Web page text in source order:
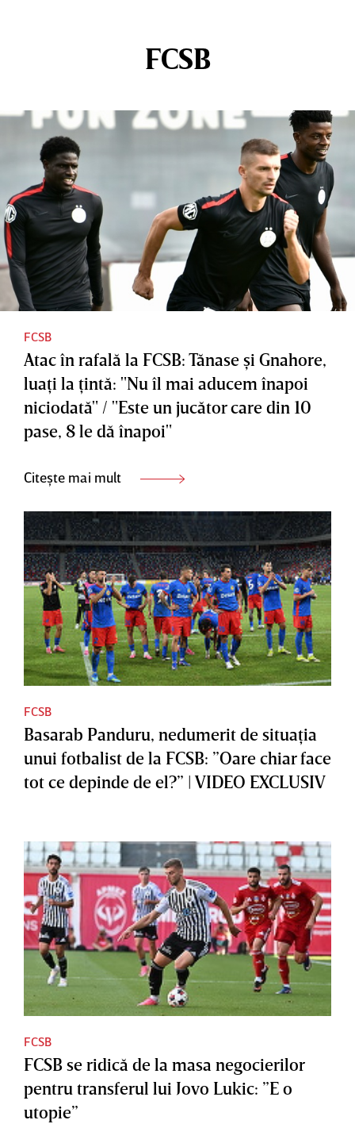
FCSB
FCSB
Atac în rafală la FCSB: Tănase şi Gnahore,
luaţi la ţintă: "Nu îl mai aducem înapoi
niciodată" / "Este un jucător care din 10
pase, 8 le dă înapoi"
Citește mai mult
FCSB
Basarab Panduru, nedumerit de situaţia
unui fotbalist de la FCSB: ”Oare chiar face
tot ce depinde de el?” | VIDEO EXCLUSIV
FCSB
FCSB se ridică de la masa negocierilor
pentru transferul lui Jovo Lukic: ”E o
utopie”